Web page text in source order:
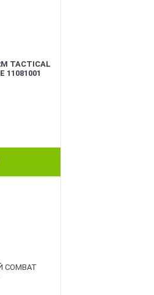
TACTICAL
11081001